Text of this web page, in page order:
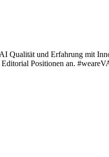
Qualität und Erfahrung mit
Positionen an.